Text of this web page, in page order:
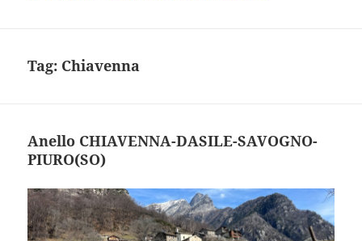
Tag: Chiavenna
Anello CHIAVENNA-DASILE-SAVOGNO-
PIURO(SO)